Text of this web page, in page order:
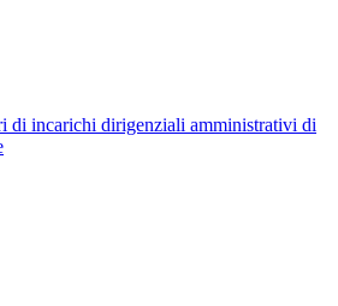
di incarichi dirigenziali amministrativi di